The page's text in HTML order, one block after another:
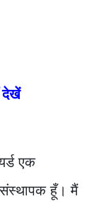
देखें
एक
हूँ। मैं